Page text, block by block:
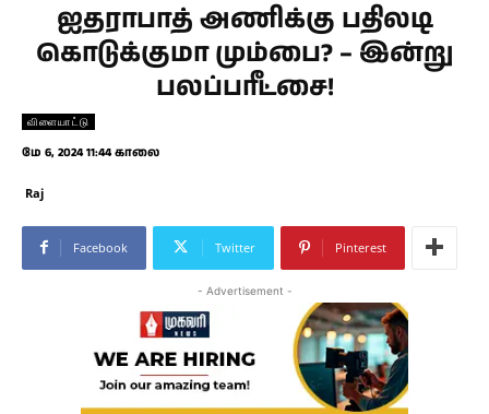
ஐதராபாத் அணிக்கு பதிலடி
கொடுக்குமா மும்பை? – இன்று
பலப்பரீட்சை!
விளையாட்டு
மே 6, 2024 11:44 காலை
Raj
Facebook Twitter Pinterest
- Advertisement -